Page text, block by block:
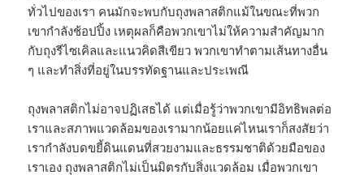
ทั่วไปของเรา คนมักจะพบกับถุงพลาสติกแม้ในขณะที่พวก
เขากำลังช้อปปิ้ง เหตุผลก็คือพวกเขาไม่ให้ความสำคัญมาก
กับถุงรีไซเคิลและแนวคิดสีเขียว พวกเขาทำตามเส้นทางอื่น
ๆ และทำสิ่งที่อยู่ในบรรทัดฐานและประเพณี
ถุงพลาสติกไม่อาจปฏิเสธได้ แต่เมื่อรู้ว่าพวกเขามีอิทธิพลต่อ
เราและสภาพแวดล้อมของเรามากน้อยแค่ไหนเราก็สงสัยว่า
เรากำลังบดขยี้ดินแดนที่สวยงามและธรรมชาติด้วยมือของ
เราเอง ถุงพลาสติกไม่เป็นมิตรกับสิ่งแวดล้อม เมื่อพวกเขา